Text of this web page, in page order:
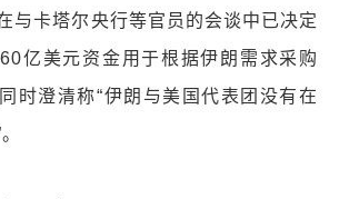
与卡塔尔央行等官员的会谈中已决定
亿美元资金用于根据伊朗需求采购
时澄清称“伊朗与美国代表团没有在